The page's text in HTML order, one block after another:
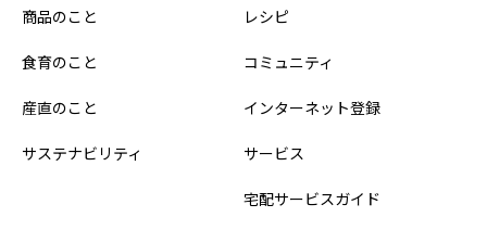
商品のこと
食育のこと
産直のこと
サステナビリティ
レシピ
コミュニティ
インターネット登録
サービス
宅配サービスガイド